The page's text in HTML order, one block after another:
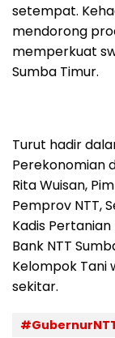
setempat.
mendorong
memperkuat
Sumba Timur.
Turut hadir
Perekonomian
Rita Wuisan,
Pemprov NTT,
Kadis
Bank NTT
Kelompok Tani
sekitar.